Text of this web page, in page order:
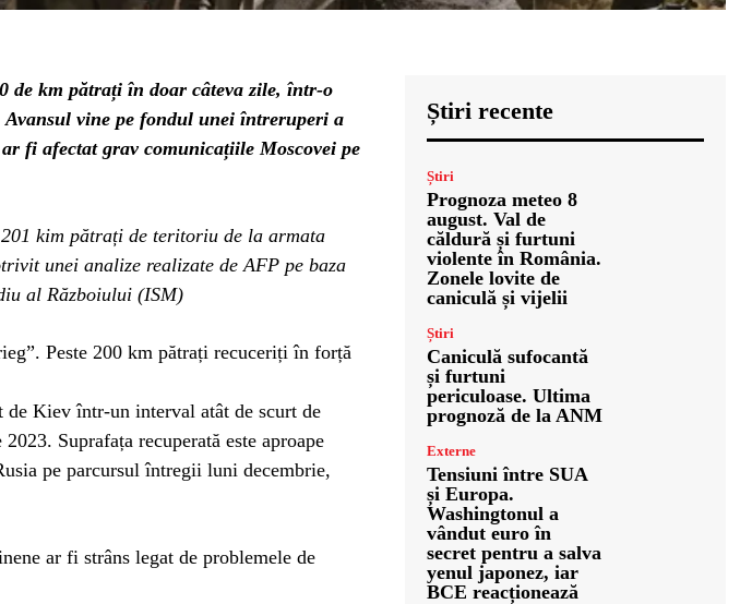
de km pătrați în doar câteva zile, într-o
vine pe fondul unei întreruperi a
fi afectat grav comunicațiile Moscovei pe
kim pătrați de teritoriu de la armata
unei analize realizate de AFP pe baza
al Războiului (ISM)
Peste 200 km pătrați recuceriți în forță
Kiev într-un interval atât de scurt de
Suprafața recuperată este aproape
pe parcursul întregii luni decembrie,
ar fi strâns legat de problemele de
Știri recente
Știri
Prognoza meteo 8
august. Val de
căldură și furtuni
violente în România.
Zonele lovite de
caniculă și vijelii
Știri
Caniculă sufocantă
și furtuni
periculoase. Ultima
prognoză de la ANM
Externe
Tensiuni între SUA
și Europa.
Washingtonul a
vândut euro în
secret pentru a salva
yenul japonez, iar
BCE reacționează